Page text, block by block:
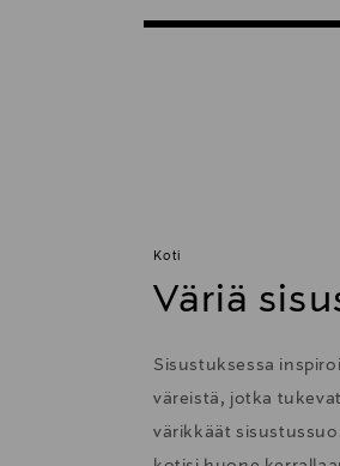
Koti
Väriä
Sisustuksessa
väreistä, jotka
värikkäät